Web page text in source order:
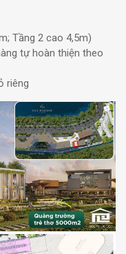
Tầng 2 cao 4,5m)
tự hoàn thiện theo
riêng